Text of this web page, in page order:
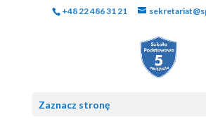
+48 22 486 31 21
Zaznacz stronę